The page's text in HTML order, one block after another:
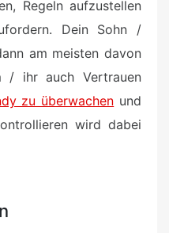
Regeln aufzustellen
Dein Sohn /
am meisten davon
/ ihr auch Vertrauen
zu überwachen und
wird dabei